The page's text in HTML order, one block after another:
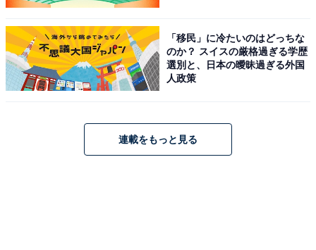
BSL1460 6.0Ah 0033-8886
Amazonで見る
「移民」に冷たいのはどっちな
のか？ スイスの厳格過ぎる学歴
選別と、日本の曖昧過ぎる外国
人政策
連載をもっと見る